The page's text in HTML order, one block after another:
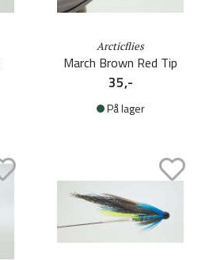
Arcticflies
March Brown Red Tip
35,-
På lager